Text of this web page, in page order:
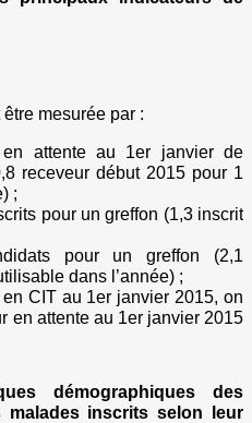
mesurée par :
attente au 1er janvier de
receveur début 2015 pour 1
;
pour un greffon (1,3 inscrit
pour un greffon (2,1
dans l’année) ;
CIT au 1er janvier 2015, on
en attente au 1er janvier 2015
démographiques des
inscrits selon leur